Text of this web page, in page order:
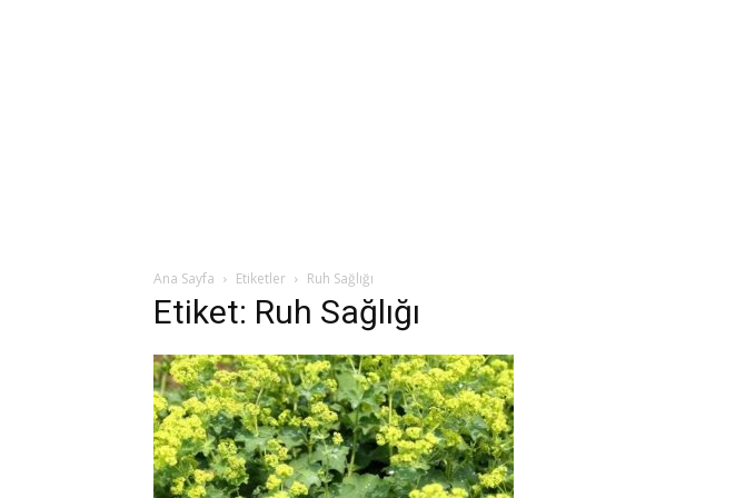
Ana Sayfa Etiketler Ruh Sağlığı
Etiket: Ruh Sağlığı